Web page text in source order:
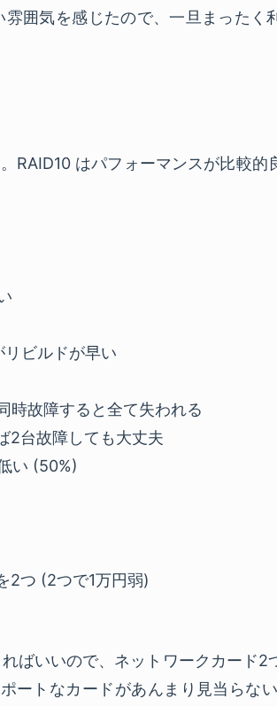
囲気を感じたので、一旦まったく
RAID10 はパフォーマンスが比較的
ビルドが早い
時故障すると全て失われる
2台故障しても大丈夫
い (50%)
2つ (2つで1万円弱)
ばいいので、ネットワークカード2
ートなカードがあんまり見当らな